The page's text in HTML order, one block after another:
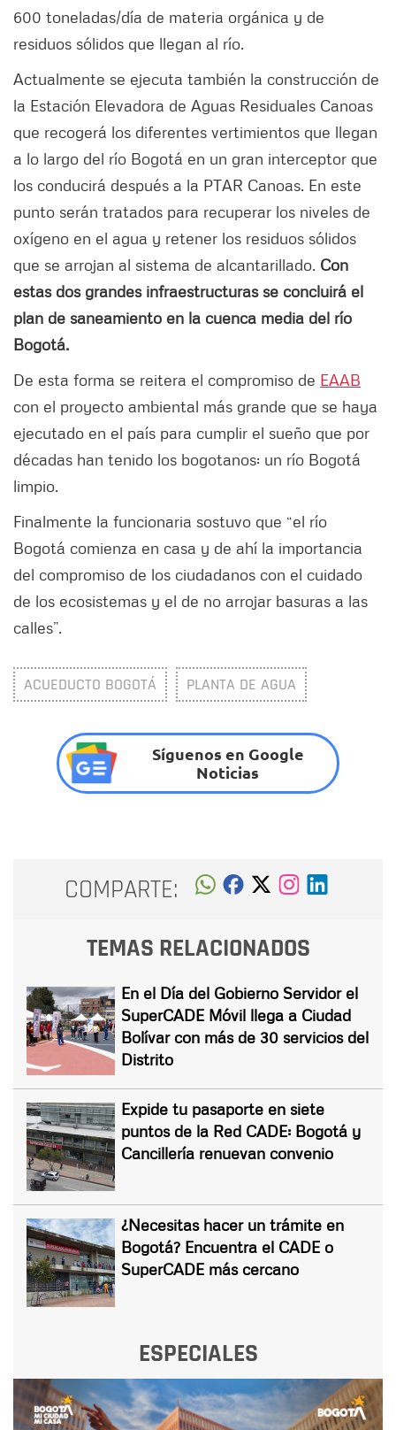
600 toneladas/día de materia orgánica y de
residuos sólidos que llegan al río.
Actualmente se ejecuta también la construcción de
la Estación Elevadora de Aguas Residuales Canoas
que recogerá los diferentes vertimientos que llegan
a lo largo del río Bogotá en un gran interceptor que
los conducirá después a la PTAR Canoas. En este
punto serán tratados para recuperar los niveles de
oxígeno en el agua y retener los residuos sólidos
que se arrojan al sistema de alcantarillado. Con
estas dos grandes infraestructuras se concluirá el
plan de saneamiento en la cuenca media del río
Bogotá.
De esta forma se reitera el compromiso de EAAB
con el proyecto ambiental más grande que se haya
ejecutado en el país para cumplir el sueño que por
décadas han tenido los bogotanos: un río Bogotá
limpio.
Finalmente la funcionaria sostuvo que “el río
Bogotá comienza en casa y de ahí la importancia
del compromiso de los ciudadanos con el cuidado
de los ecosistemas y el de no arrojar basuras a las
calles”.
ACUEDUCTO BOGOTÁ PLANTA DE AGUA
Síguenos en Google
Noticias
COMPARTE:
TEMAS RELACIONADOS
En el Día del Gobierno Servidor el
SuperCADE Móvil llega a Ciudad
Bolívar con más de 30 servicios del
Distrito
Expide tu pasaporte en siete
puntos de la Red CADE: Bogotá y
Cancillería renuevan convenio
¿Necesitas hacer un trámite en
Bogotá? Encuentra el CADE o
SuperCADE más cercano
ESPECIALES